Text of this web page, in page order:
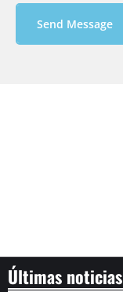
Send Message
Últimas noticias